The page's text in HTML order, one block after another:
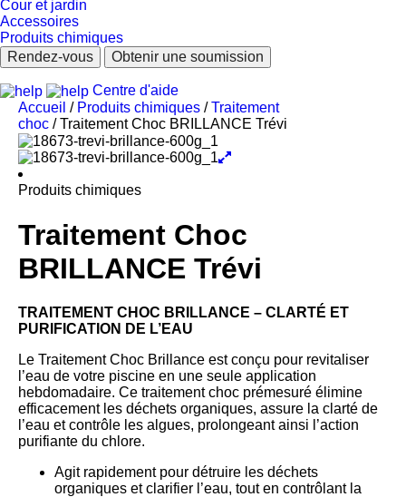
Cour et jardin
Accessoires
Produits chimiques
Rendez-vous
Obtenir une soumission
Centre d'aide
Accueil / Produits chimiques /Traitement
choc / Traitement Choc BRILLANCE Trévi
Produits chimiques
Traitement Choc
BRILLANCE Trévi
TRAITEMENT CHOC BRILLANCE – CLARTÉ ET
PURIFICATION DE L’EAU
Le Traitement Choc Brillance est conçu pour revitaliser
l’eau de votre piscine en une seule application
hebdomadaire. Ce traitement choc prémesuré élimine
efficacement les déchets organiques, assure la clarté de
l’eau et contrôle les algues, prolongeant ainsi l’action
purifiante du chlore.
Agit rapidement pour détruire les déchets
organiques et clarifier l’eau, tout en contrôlant la